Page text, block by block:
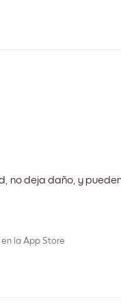
no deja daño, y
la App Store